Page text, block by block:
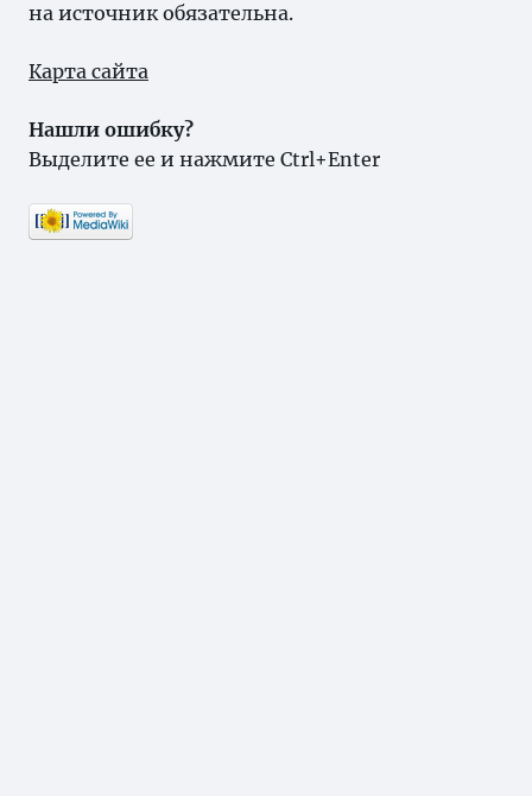
на источник обязательна.
Карта сайта
Нашли ошибку?
Выделите ее и нажмите Ctrl+Enter